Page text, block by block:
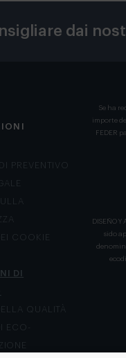
dai
PREVENTIVO
COOKIE
DI
QUALITÀ
ECO-
Se ha
importe
FEDER
DISEÑO
sido